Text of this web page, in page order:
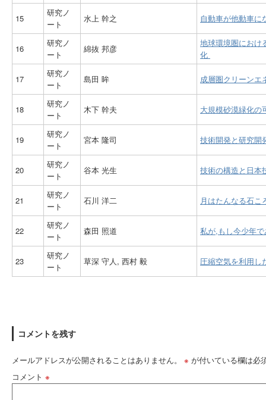
15
研究ノ
ート
水上 幹之 自動車が他動車
16
研究ノ
ート
綿抜 邦彦
地球環境圏におけ
化
17
研究ノ
ート
島田 眸 成層圏クリーン
18
研究ノ
ート
木下 幹夫 大規模砂漠緑化の
19
研究ノ
ート
宮本 隆司 技術開発と研究
20
研究ノ
ート
谷本 光生 技術の構造と日本
21
研究ノ
ート
石川 洋二 月はたんなる石
22
研究ノ
ート
森田 照道 私が,もし今少年
23
研究ノ
ート
草深 守人, 西村 毅 圧縮空気を利用
コメントを残す
メールアドレスが公開されることはありません。 ※ が付いている欄は必
コメント ※